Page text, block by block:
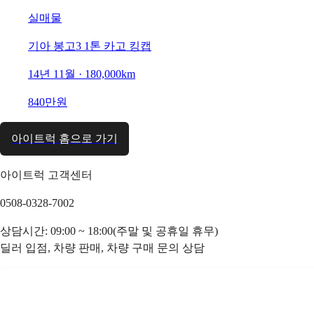
실매물
기아 봉고3 1톤 카고 킹캡
14년 11월 · 180,000km
840만원
아이트럭 홈으로 가기
아이트럭 고객센터
0508-0328-7002
상담시간: 09:00 ~ 18:00(주말 및 공휴일 휴무)
딜러 입점, 차량 판매, 차량 구매 문의 상담